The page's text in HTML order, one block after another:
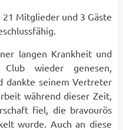
Mitglieder und 3 Gäste
langen Krankheit und
wieder genesen,
dankte seinem Vertreter
während dieser Zeit,
fiel, die bravourös
wurde. Auch an diese